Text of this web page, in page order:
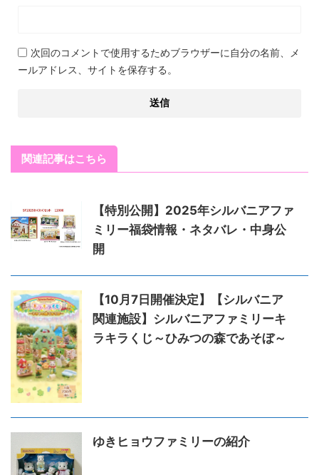
次回のコメントで使用するためブラウザーに自分の名前、メ
ールアドレス、サイトを保存する。
関連記事はこちら
【特別公開】2025年シルバニアファ
ミリー福袋情報・ネタバレ・中身公
開
【10月7日開催決定】【シルバニア
関連施設】シルバニアファミリーキ
ラキラくじ～ひみつの森であそぼ～
ゆきヒョウファミリーの紹介